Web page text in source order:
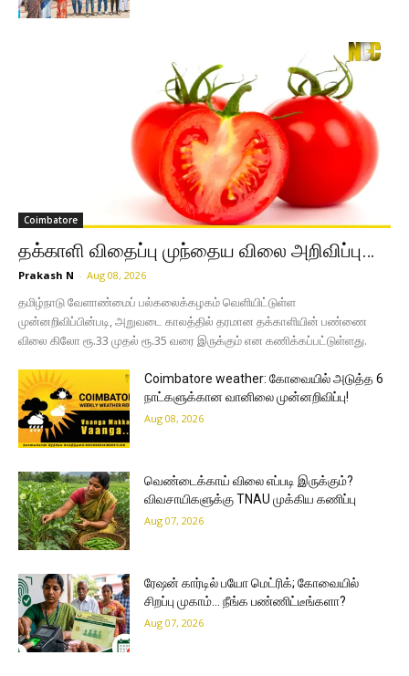
Coimbatore
தக்காளி விதைப்பு முந்தைய விலை அறிவிப்பு…
Prakash N - Aug 08, 2026
தமிழ்நாடு வேளாண்மைப் பல்கலைக்கழகம் வெளியிட்டுள்ள
முன்னறிவிப்பின்படி, அறுவடை காலத்தில் தரமான தக்காளியின் பண்ணை
விலை கிலோ ரூ.33 முதல் ரூ.35 வரை இருக்கும் என கணிக்கப்பட்டுள்ளது.
Coimbatore weather: கோவையில் அடுத்த 6
நாட்களுக்கான வானிலை முன்னறிவிப்பு!
Aug 08, 2026
வெண்டைக்காய் விலை எப்படி இருக்கும்?
விவசாயிகளுக்கு TNAU முக்கிய கணிப்பு
Aug 07, 2026
ரேஷன் கார்டில் பயோ மெட்ரிக்; கோவையில்
சிறப்பு முகாம்… நீங்க பண்ணிட்டீங்களா?
Aug 07, 2026